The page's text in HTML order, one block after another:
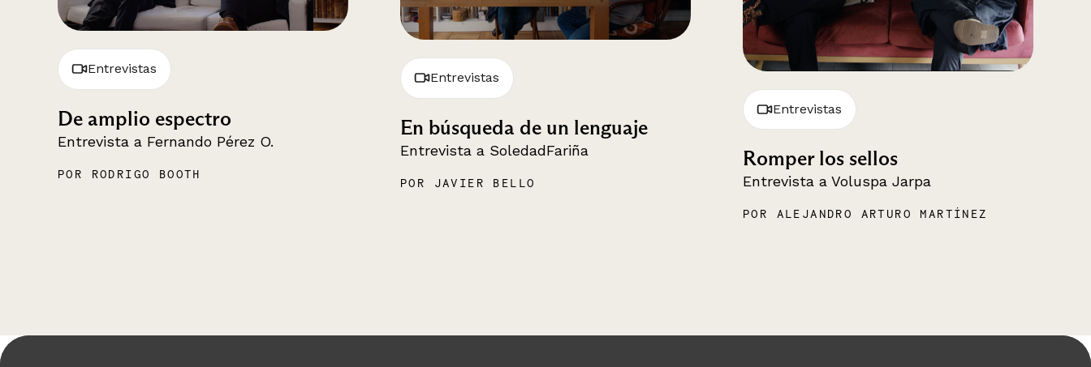
Entrevistas
De amplio espectro
Entrevista a Fernando Pérez O.
POR RODRIGO BOOTH
Entrevistas
En búsqueda de un lenguaje
Entrevista a SoledadFariña
POR JAVIER BELLO
Entrevistas
Romper los sellos
Entrevista a Voluspa Jarpa
POR ALEJANDRO ARTURO MARTÍNEZ